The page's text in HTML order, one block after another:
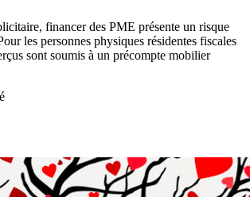
financer des PME présente un risque
les personnes physiques résidentes fiscales
sont soumis à un précompte mobilier